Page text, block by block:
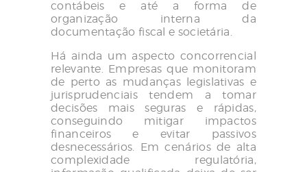
contábeis e até a forma de
organização interna da
documentação fiscal e societária.
Há ainda um aspecto concorrencial
relevante. Empresas que monitoram
de perto as mudanças legislativas e
jurisprudenciais tendem a tomar
decisões mais seguras e rápidas,
conseguindo mitigar impactos
financeiros e evitar passivos
desnecessários. Em cenários de alta
complexidade regulatória,